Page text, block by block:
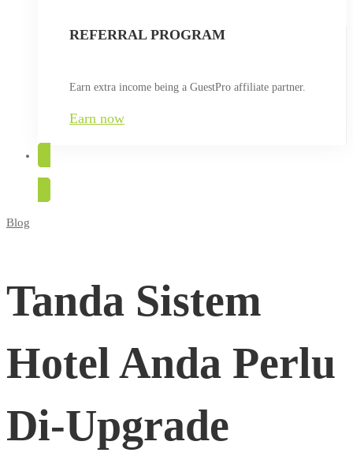
REFERRAL PROGRAM
Earn extra income being a GuestPro affiliate partner.
Earn now
Tanda
Sistem
Hotel
Anda
Perlu
Blog
Tanda Sistem
Hotel Anda Perlu
Di-Upgrade